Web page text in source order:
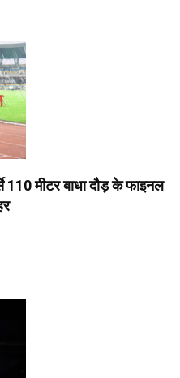
मीटर बाधा दौड़ के फाइनल